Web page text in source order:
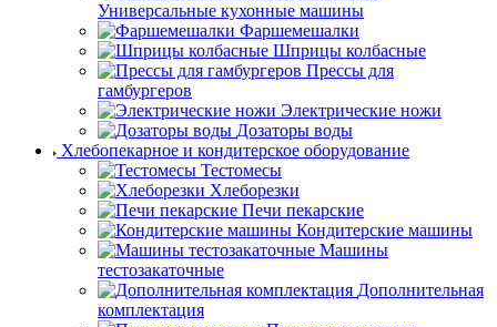
Универсальные кухонные машины
Фаршемешалки
Шприцы колбасные
Прессы для
гамбургеров
Электрические ножи
Дозаторы воды
Хлебопекарное и кондитерское оборудование
Тестомесы
Хлеборезки
Печи пекарские
Кондитерские машины
Машины
тестозакаточные
Дополнительная
комплектация